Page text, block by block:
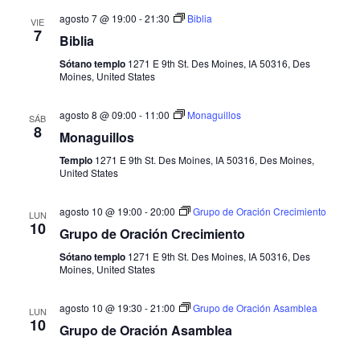
VIE
7
agosto 7 @ 19:00 -21:30 Biblia
Biblia
Sótano templo 1271 E 9th St. Des Moines, IA 50316, Des
Moines, United States
SÁB
8
agosto 8 @ 09:00 - 11:00 Monaguillos
Monaguillos
Templo 1271 E 9th St. Des Moines, IA 50316, Des Moines,
United States
LUN
10
agosto 10 @ 19:00 -20:00 Grupo de Oración Crecimiento
Grupo de Oración Crecimiento
Sótano templo 1271 E 9th St. Des Moines, IA 50316, Des
Moines, United States
LUN
10
agosto 10 @ 19:30 -21:00 Grupo de Oración Asamblea
Grupo de Oración Asamblea